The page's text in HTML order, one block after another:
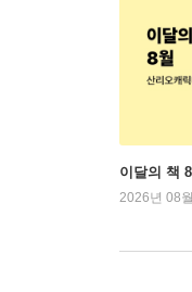
이달의 책
2026년 08